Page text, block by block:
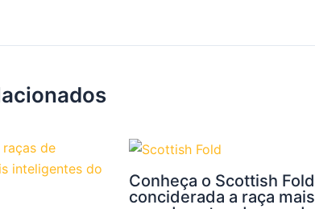
Conheça o Scottish Fold
conciderada a raça mais